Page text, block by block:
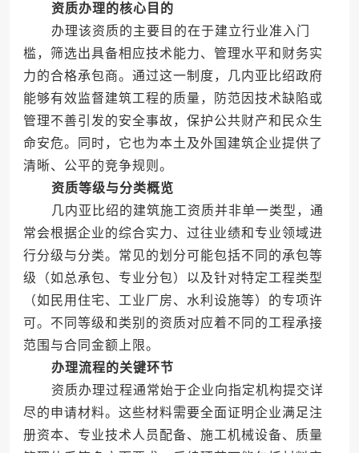
资质办理的核心目的
办理该资质的主要目的在于建立行业准入门
槛，筛选出具备相应技术能力、管理水平和财务实
力的合格承包商。通过这一制度，几内亚比绍政府
能够有效监督建筑工程的质量，防范因技术缺陷或
管理不善引发的安全事故，保护公共财产和民众生
命安危。同时，它也为本土及外国建筑企业提供了
清晰、公平的竞争规则。
资质等级与分类概览
几内亚比绍的建筑施工资质并非单一类型，通
常会根据企业的综合实力、过往业绩和专业领域进
行分级与分类。常见的划分可能包括不同的承包等
级（如总承包、专业分包）以及针对特定工程类型
（如民用住宅、工业厂房、水利设施等）的专项许
可。不同等级和类别的资质对应着不同的工程承接
范围与合同金额上限。
办理流程的关键环节
资质办理过程通常始于企业向指定机构提交详
尽的申请材料。这些材料需要全面证明企业满足注
册资本、专业技术人员配备、施工机械设备、质量